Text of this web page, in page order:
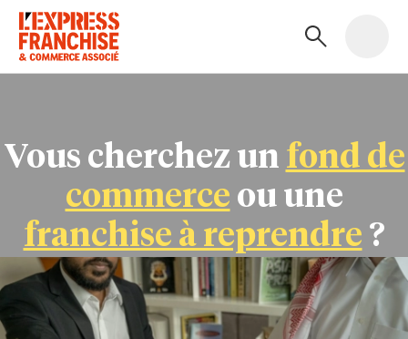
Vous cherchez un fond de
commerce ou une
franchise à reprendre ?